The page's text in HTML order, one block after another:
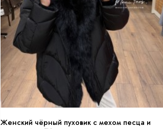
Женский чёрный пуховик с мехом песца и